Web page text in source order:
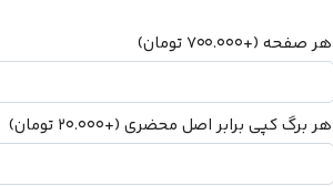
هر صفحه (+
700.000 تومان)
هر برگ کپی برابر اصل محضری (+
20.000 تومان)